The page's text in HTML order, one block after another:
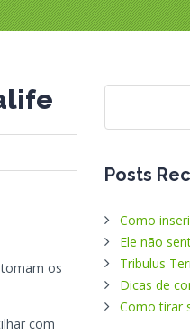
os
com
Posts
Como
Ele não
Tribulus
Dicas de
Como tirar